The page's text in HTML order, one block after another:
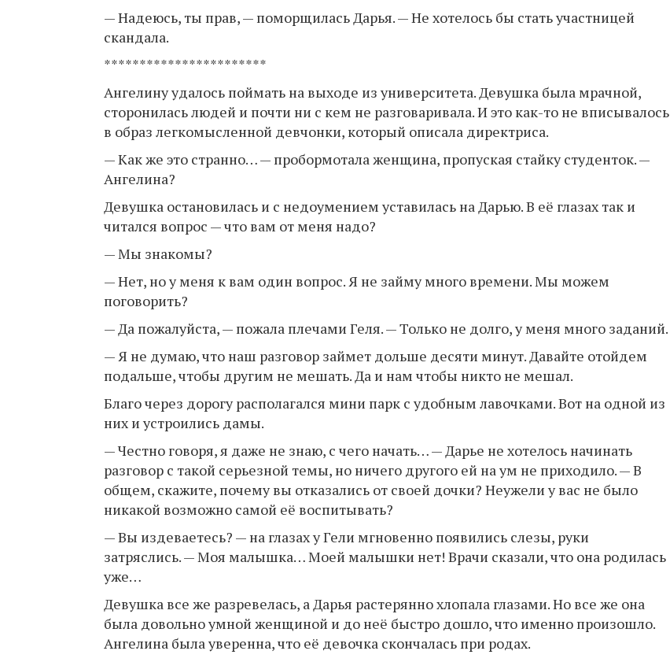
— Надеюсь, ты прав, — поморщилась Дарья. — Не хотелось бы стать участницей
скандала.
***********************
Ангелину удалось поймать на выходе из университета. Девушка была мрачной,
сторонилась людей и почти ни с кем не разговаривала. И это как-то не вписывалось
в образ легкомысленной девчонки, который описала директриса.
— Как же это странно… — пробормотала женщина, пропуская стайку студенток. —
Ангелина?
Девушка остановилась и с недоумением уставилась на Дарью. В её глазах так и
читался вопрос — что вам от меня надо?
— Мы знакомы?
— Нет, но у меня к вам один вопрос. Я не займу много времени. Мы можем
поговорить?
— Да пожалуйста, — пожала плечами Геля. — Только не долго, у меня много заданий.
— Я не думаю, что наш разговор займет дольше десяти минут. Давайте отойдем
подальше, чтобы другим не мешать. Да и нам чтобы никто не мешал.
Благо через дорогу располагался мини парк с удобным лавочками. Вот на одной из
них и устроились дамы.
— Честно говоря, я даже не знаю, с чего начать… — Дарье не хотелось начинать
разговор с такой серьезной темы, но ничего другого ей на ум не приходило. — В
общем, скажите, почему вы отказались от своей дочки? Неужели у вас не было
никакой возможно самой её воспитывать?
— Вы издеваетесь? — на глазах у Гели мгновенно появились слезы, руки
затряслись. — Моя малышка… Моей малышки нет! Врачи сказали, что она родилась
уже…
Девушка все же разревелась, а Дарья растерянно хлопала глазами. Но все же она
была довольно умной женщиной и до неё быстро дошло, что именно произошло.
Ангелина была уверенна, что её девочка скончалась при родах.